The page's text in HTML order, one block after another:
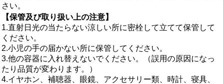
さい。
【保管及び取り扱い上の注意】
1.直射日光の当たらない涼しい所に密栓して立てて保管して
ください。
2.小児の手の届かない所に保管してください。
3.他の容器に入れ替えないでください。（誤用の原因になっ
たり品質が変わります。）
4.イヤホン、補聴器、眼鏡、アクセサリー類、時計、寝具、